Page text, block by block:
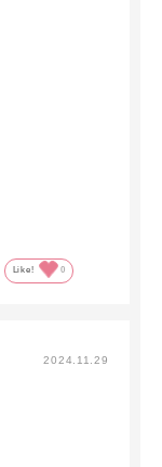
Like! 0
2024.11.29